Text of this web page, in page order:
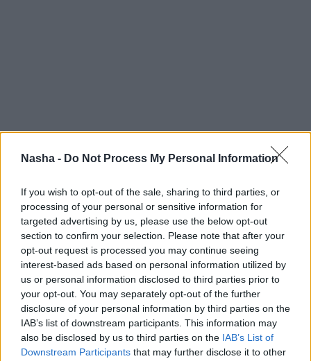
Nasha - Do Not Process My Personal Information
If you wish to opt-out of the sale, sharing to third parties, or
processing of your personal or sensitive information for
targeted advertising by us, please use the below opt-out
section to confirm your selection. Please note that after your
opt-out request is processed you may continue seeing
interest-based ads based on personal information utilized by
us or personal information disclosed to third parties prior to
your opt-out. You may separately opt-out of the further
disclosure of your personal information by third parties on the
IAB’s list of downstream participants. This information may
also be disclosed by us to third parties on the IAB’s List of
Downstream Participants that may further disclose it to other
САМЫЕ ЧИТАЕМЫЕ
Инесе Супе: Я не могу забыть эту
картину… Я больше не хочу посещать
похороны своего друга
«Атак можно было? Я аж растерялась».